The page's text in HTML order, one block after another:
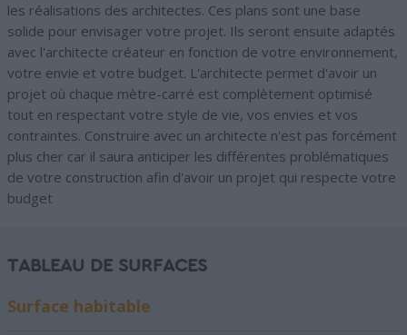
les réalisations des architectes. Ces plans sont une base
solide pour envisager votre projet. Ils seront ensuite adaptés
avec l'architecte créateur en fonction de votre environnement,
votre envie et votre budget. L'architecte permet d'avoir un
projet où chaque mètre-carré est complètement optimisé
tout en respectant votre style de vie, vos envies et vos
contraintes. Construire avec un architecte n'est pas forcément
plus cher car il saura anticiper les différentes problématiques
de votre construction afin d'avoir un projet qui respecte votre
budget
TABLEAU DE SURFACES
Surface habitable